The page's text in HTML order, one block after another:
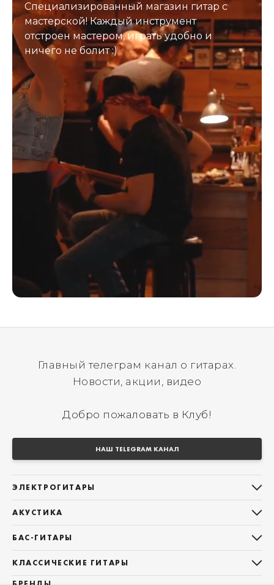
Специализированный магазин гитар с
мастерской! Каждый инструмент
отстроен мастером, играть удобно и
ничего не болит :)
Главный телеграм канал о гитарах.
Новости, акции, видео
Добро пожаловать в Клуб!
НАШ TELEGRAM КАНАЛ
ЭЛЕКТРОГИТАРЫ
Telecaster
Les Paul
АКУСТИКА
Фолки (ОМ, 000, 00)
Гранд Аудиториум
БАС-ГИТАРЫ
КЛАССИЧЕСКИЕ ГИТАРЫ
Все классические гитары